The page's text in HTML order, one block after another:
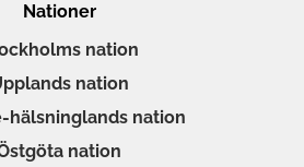
Nationer
nation
nation
hälsninglands nation
nation